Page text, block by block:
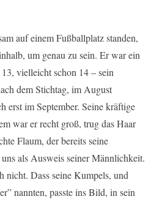
auf einem Fußballplatz standen,
um genau zu sein. Er war ein
vielleicht schon 14 – sein
dem Stichtag, im August
erst im September. Seine kräftige
war er recht groß, trug das Haar
Flaum, der bereits seine
als Ausweis seiner Männlichkeit.
Dass seine Kumpels, und
nannten, passte ins Bild, in sein